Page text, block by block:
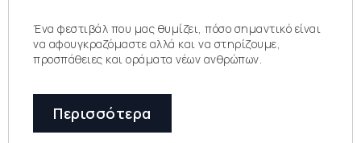
Ένα φεστιβάλ που μας θυμίζει, πόσο σημαντικό είναι
να αφουγκραζόμαστε αλλά και να στηρίζουμε,
προσπάθειες και οράματα νέων ανθρώπων.
Περισσότερα